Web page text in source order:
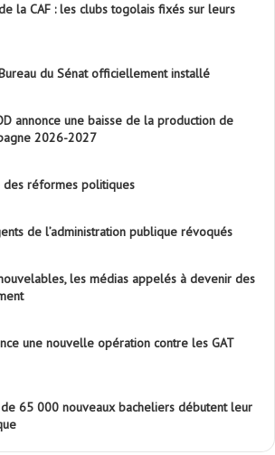
la CAF : les clubs togolais fixés sur leurs
du Sénat officiellement installé
annonce une baisse de la production de
2026-2027
des réformes politiques
de l’administration publique révoqués
les médias appelés à devenir des
une nouvelle opération contre les GAT
de 65 000 nouveaux bacheliers débutent leur